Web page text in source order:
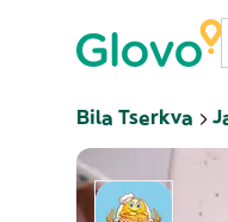
Bila Tserkva